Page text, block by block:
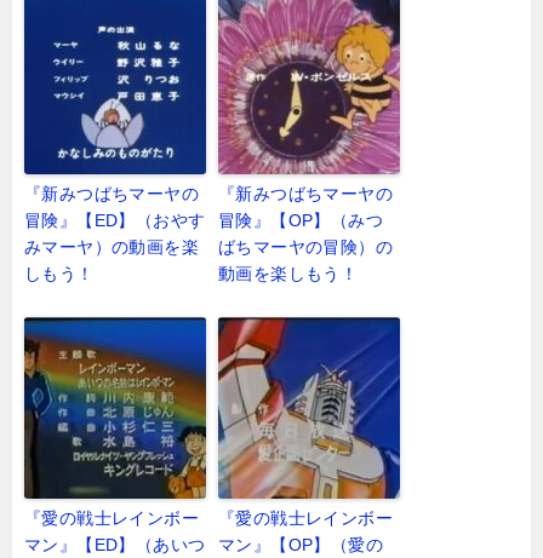
『新みつばちマーヤの
冒険』【ED】（おやす
みマーヤ）の動画を楽
しもう！
『新みつばちマーヤの
冒険』【OP】（みつ
ばちマーヤの冒険）の
動画を楽しもう！
『愛の戦士レインボー
マン』【ED】（あいつ
『愛の戦士レインボー
マン』【OP】（愛の